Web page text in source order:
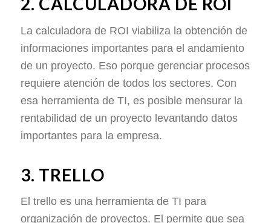
La calculadora de ROI viabiliza la obtención de
informaciones importantes para el andamiento
de un proyecto. Eso porque gerenciar procesos
requiere atención de todos los sectores. Con
esa herramienta de TI, es posible mensurar la
rentabilidad de un proyecto levantando datos
importantes para la empresa.
3. TRELLO
El trello es una herramienta de TI para
organización de proyectos. El permite que sea